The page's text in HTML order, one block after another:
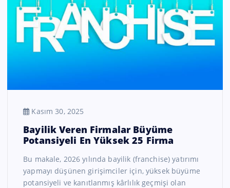
Kasım 30, 2025
Bayilik Veren Firmalar Büyüme
Potansiyeli En Yüksek 25 Firma
Bu makale, 2026 yılında bayilik (franchise) yatırımı
yapmayı düşünen girişimciler için, yüksek büyüme
potansiyeli ve kanıtlanmış kârlılık geçmişi olan